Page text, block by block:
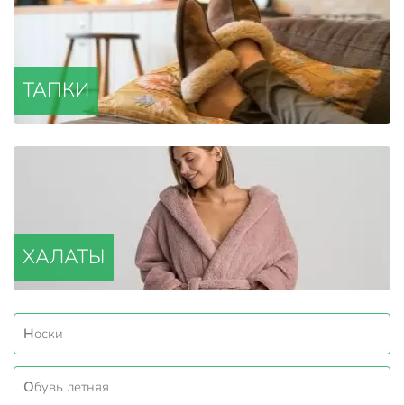
ТАПКИ
ХАЛАТЫ
Носки
Обувь летняя